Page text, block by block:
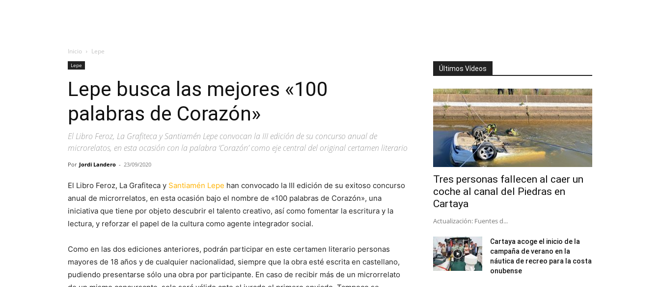
Inicio Lepe
Lepe
Lepe busca las mejores «100
palabras de Corazón»
El Libro Feroz, La Grafiteca y Santiamén Lepe convocan la III edición de su concurso anual de
microrelatos, en esta ocasión con la palabra ‘Corazón’ como eje central del original certamen literario
Por Jordi Landero - 23/09/2020
El Libro Feroz, La Grafiteca y Santiamén Lepe han convocado la III edición de su exitoso concurso
anual de microrrelatos, en esta ocasión bajo el nombre de «100 palabras de Corazón», una
iniciativa que tiene por objeto descubrir el talento creativo, así como fomentar la escritura y la
lectura, y reforzar el papel de la cultura como agente integrador social.
Como en las dos ediciones anteriores, podrán participar en este certamen literario personas
mayores de 18 años y de cualquier nacionalidad, siempre que la obra esté escrita en castellano,
pudiendo presentarse sólo una obra por participante. En caso de recibir más de un microrrelato
Últimos Vídeos
Tres personas fallecen al caer un
coche al canal del Piedras en
Cartaya
Actualización: Fuentes d...
Cartaya acoge el inicio de la
campaña de verano en la
náutica de recreo para la costa
onubense